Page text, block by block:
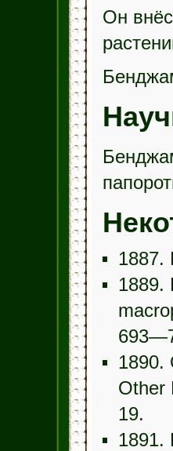
Он
1887.
1889.
1890.
Other
19.
1891.